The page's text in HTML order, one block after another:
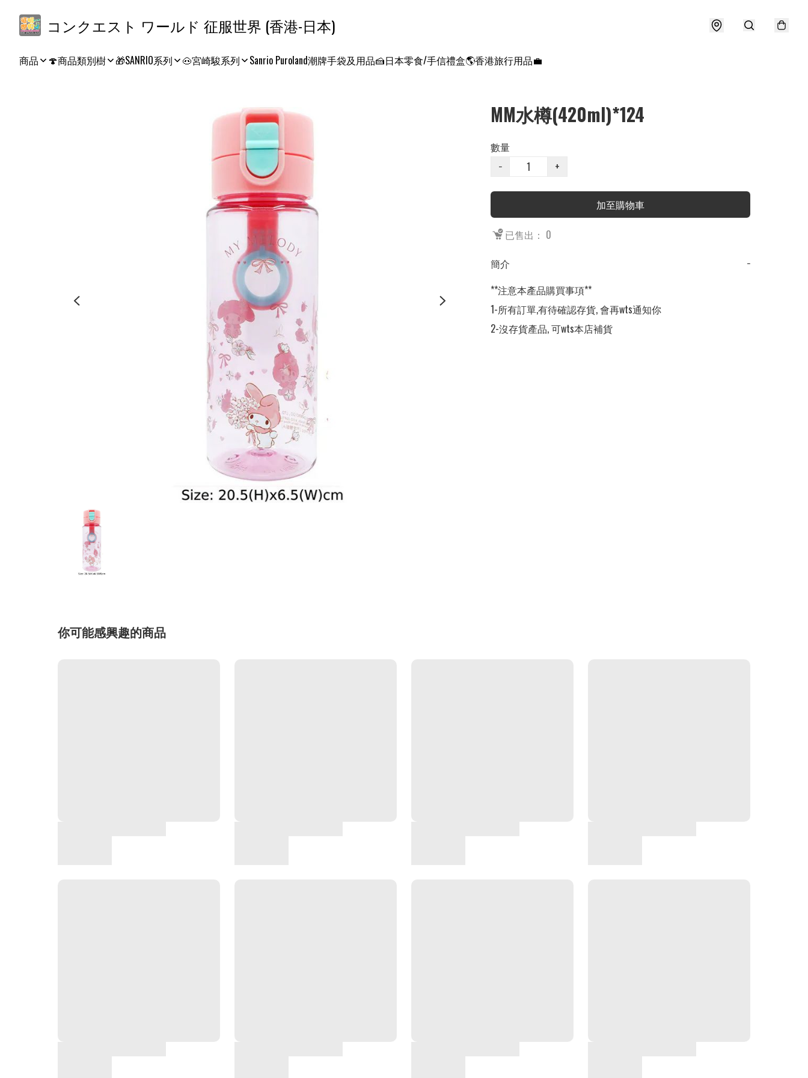
コンクエスト ワールド 征服世界 (香港-日本)
商品 🍄商品類別樹 🎁SANRIO系列 🐽宮崎駿系列 Sanrio Puroland潮牌手袋及用品🍰日本零食/手信禮盒🌎香港旅行用品💼
MM水樽(420ml)*124
數量
−
+
加至購物車
已售出： 0
簡介
−
**注意本產品購買事項**
1-所有訂單,有待確認存貨, 會再wts通知你
2-沒存貨產品, 可wts本店補貨
你可能感興趣的商品